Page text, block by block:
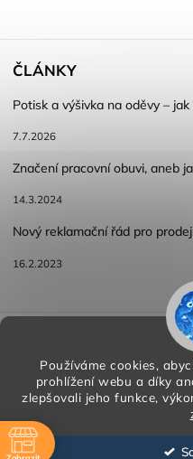
Používáme cookies,
prohlížení webu a díky
zlepšovali jeho funkce,
ČLÁNKY
Potisk a výšivka na oděvy –
7.7.2026
Značení pracovní obuvi, aneb
14.3.2024
Nový reklamační řád pro
16.2.2023
Reklamace a vracení
Podmínky
Copyright 2026 HORA PP
Shoptet